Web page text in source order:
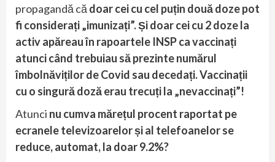
propagandă că doar cei cu cel puțin două doze pot
fi considerați „imunizați”. Și doar cei cu 2 doze la
activ apăreau în rapoartele INSP ca vaccinați
atunci când trebuiau să prezinte numărul
îmbolnăviților de Covid sau decedați. Vaccinații
cu o singură doză erau trecuți la „nevaccinați”!
Atunci nu cumva mărețul procent raportat pe
ecranele televizoarelor și al telefoanelor se
reduce, automat, la doar 9.2%?